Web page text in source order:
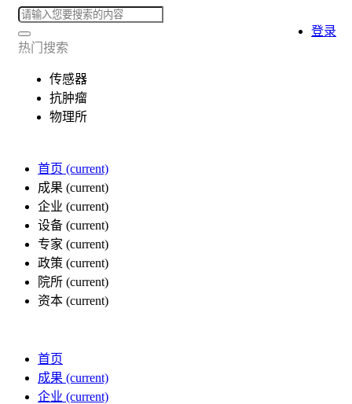
热门搜索
传感器
抗肿瘤
物理所
首页 (current)
成果 (current)
企业 (current)
设备 (current)
专家 (current)
政策 (current)
院所 (current)
资本 (current)
登录
首页
成果 (current)
企业 (current)